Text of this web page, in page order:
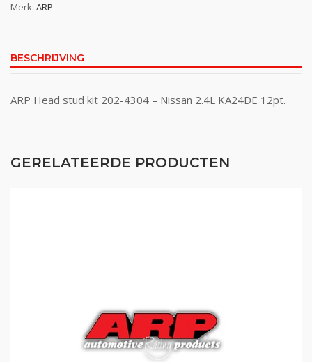
Merk: ARP
BESCHRIJVING
ARP Head stud kit 202-4304 – Nissan 2.4L KA24DE 12pt.
GERELATEERDE PRODUCTEN